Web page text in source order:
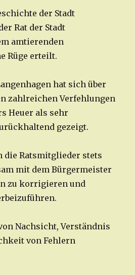
der Stadt
Rat der Stadt
amtierenden
Rüge erteilt.
hat sich über
zahlreichen Verfehlungen
Heuer als sehr
gezeigt.
die Ratsmitglieder stets
mit dem Bürgermeister
zu korrigieren und
Nachsicht, Verständnis
von Fehlern